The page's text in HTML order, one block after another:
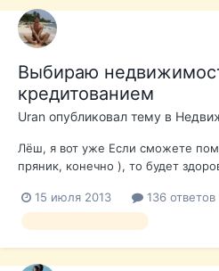
Выбираю
кредитованием
Uran опубликовал тему в
Лёш, я вот уже Если сможете
пряник, конечно ), то будет
15 июля 2013 136 ответов